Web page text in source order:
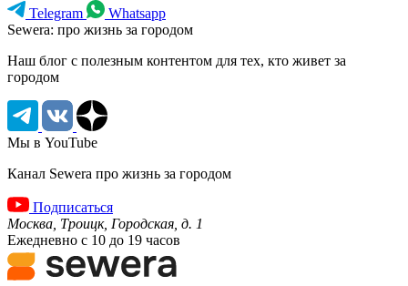
Telegram
Whatsapp
Sewera: про жизнь за городом
Наш блог c полезным контентом для тех, кто живет за
городом
Мы в YouTube
Канал Sewera про жизнь за городом
Подписаться
Москва, Троицк, Городская, д. 1
Ежедневно с 10 до 19 часов